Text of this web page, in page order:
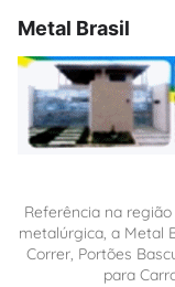
Metal Brasil
Referência na
metalúrgica, a Metal
Correr, Portões
para